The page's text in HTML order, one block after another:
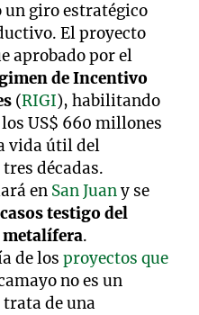
un giro estratégico
El proyecto
aprobado por el
de Incentivo
(RIGI), habilitando
US$ 660 millones
vida útil del
décadas.
en San Juany se
testigo del
metalífera.
de losproyectos que
no es un
trata de una